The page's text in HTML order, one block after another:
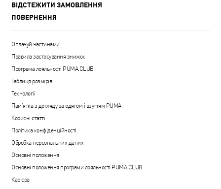
ВІДСТЕЖИТИ ЗАМОВЛЕННЯ
ПОВЕРНЕННЯ
Оплачуй частинами
Правила застосування знижок
Програма лояльності PUMA.CLUB
Таблиця розмірів
Технології
Пам'ятка з догляду за одягом і взуттям PUMA
Корисні статті
Політика конфіденційності
Обробка персональних даних
Основні положення
Основні положення програми лояльності PUMA.CLUB
Кар'єра